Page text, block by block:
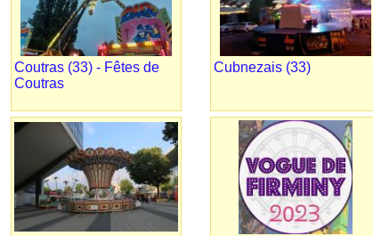
Coutras (33) - Fêtes de
Coutras
Cubnezais (33)